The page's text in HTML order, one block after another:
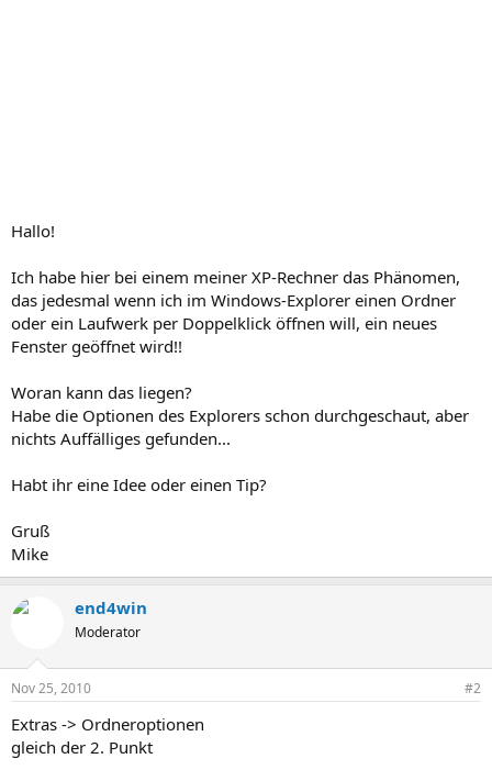
Hallo!
Ich habe hier bei einem meiner XP-Rechner das Phänomen,
das jedesmal wenn ich im Windows-Explorer einen Ordner
oder ein Laufwerk per Doppelklick öffnen will, ein neues
Fenster geöffnet wird!!
Woran kann das liegen?
Habe die Optionen des Explorers schon durchgeschaut, aber
nichts Auffälliges gefunden...
Habt ihr eine Idee oder einen Tip?
Gruß
Mike
end4win
Moderator
Nov 25, 2010 #2
Extras -> Ordneroptionen
gleich der 2. Punkt